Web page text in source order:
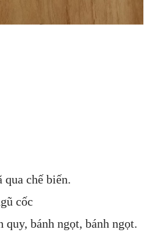
chế biến.
cốc
bánh ngọt, bánh ngọt.